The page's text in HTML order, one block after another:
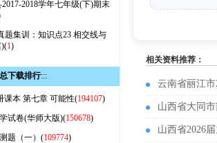
2018学年七年级(下)期末
题集训：知识点23 相交线与
1)
下载排行:::
课本 第七章 可能性(194107)
试卷(华师大版)(150678)
题（一）(109774)
相关资料推荐：
云南省丽江市
山西省大同
山西省2026